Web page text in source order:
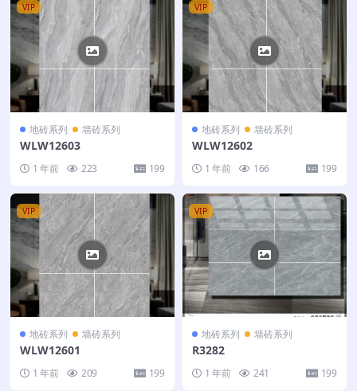
VIP
地砖系列 墙砖系列
WLW12603
1 年前 223 199
VIP
地砖系列 墙砖系列
WLW12602
1 年前 166 199
VIP
地砖系列 墙砖系列
WLW12601
1 年前 209 199
VIP
地砖系列 墙砖系列
R3282
1 年前 241 199